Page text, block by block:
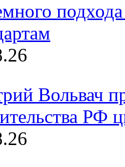
Вольвач
РФ